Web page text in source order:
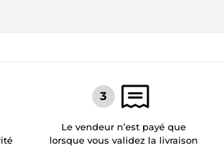
Le vendeur n’est payé que
lorsque vous validez la livraison